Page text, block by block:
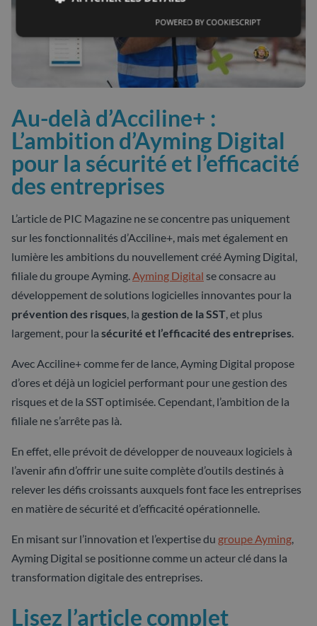
Au-delà d’Acciline+ :
L’ambition d’Ayming Digital
pour la sécurité et l’efficacité
des entreprises
L’article de PIC Magazine ne se concentre pas uniquement
sur les fonctionnalités d’Acciline+, mais met également en
lumière les ambitions du nouvellement créé Ayming Digital,
filiale du groupe Ayming.Ayming Digital se consacre au
développement de solutions logicielles innovantes pour la
prévention des risques, la gestion de la SST, et plus
largement, pour la sécurité et l’efficacité des entreprises.
Avec Acciline+ comme fer de lance, Ayming Digital propose
d’ores et déjà un logiciel performant pour une gestion des
risques et de la SST optimisée. Cependant, l’ambition de la
filiale ne s’arrête pas là.
En effet, elle prévoit de développer de nouveaux logiciels à
l’avenir afin d’offrir une suite complète d’outils destinés à
relever les défis croissants auxquels font face les entreprises
en matière de sécurité et d’efficacité opérationnelle.
En misant sur l’innovation et l’expertise du groupe Ayming,
Ayming Digital se positionne comme un acteur clé dans la
transformation digitale des entreprises.
Lisez l’article complet
POWERED BY COOKIESCRIPT